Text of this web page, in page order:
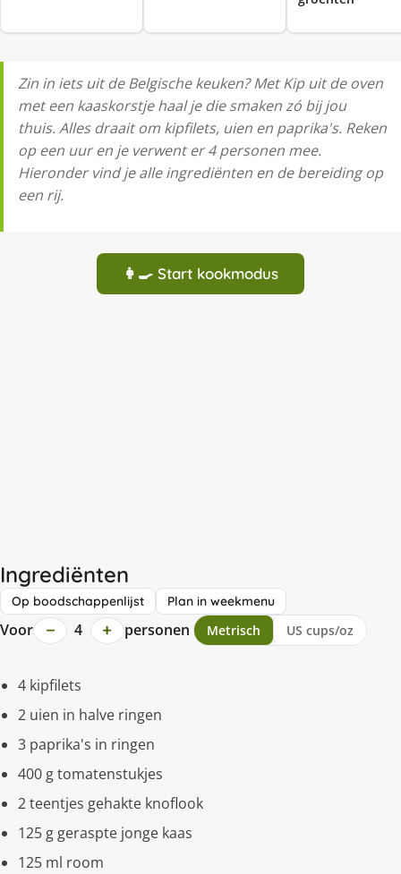
Zin in iets uit de Belgische keuken? Met Kip uit de oven
met een kaaskorstje haal je die smaken zó bij jou
thuis. Alles draait om kipfilets, uien en paprika's. Reken
op een uur en je verwent er 4 personen mee.
Hieronder vind je alle ingrediënten en de bereiding op
een rij.
👩‍🍳 Start kookmodus
Ingrediënten
Op boodschappenlijst Plan in weekmenu
Voor − 4 + personen Metrisch US cups/oz
4 kipfilets
2 uien in halve ringen
3 paprika's in ringen
400 g tomatenstukjes
2 teentjes gehakte knoflook
125 g geraspte jonge kaas
125 ml room